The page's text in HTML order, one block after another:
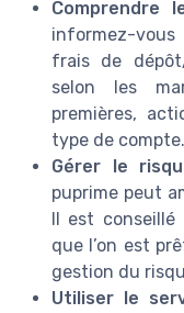
Comprendre
informez-
frais de
selon les
premières,
type de compte.
Gérer le
puprime peut
Il est
que l’on est
gestion du
Utiliser le